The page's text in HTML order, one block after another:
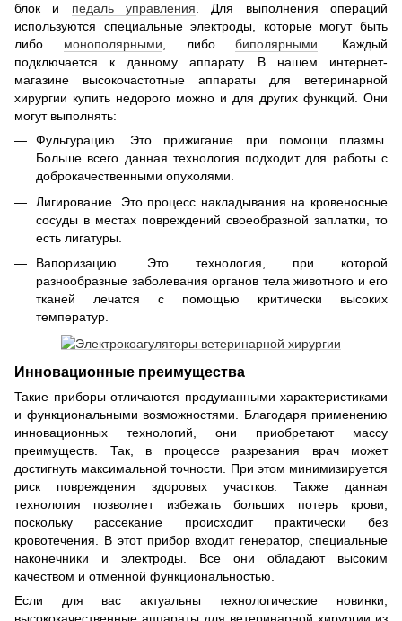
блок и педаль управления. Для выполнения операций
используются специальные электроды, которые могут быть
либо монополярными, либобиполярными. Каждый
подключается к данному аппарату. В нашем интернет-
магазине высокочастотные аппараты для ветеринарной
хирургии купить недорого можно и для других функций. Они
могут выполнять:
Фульгурацию. Это прижигание при помощи плазмы.
Больше всего данная технология подходит для работы с
доброкачественными опухолями.
Лигирование. Это процесс накладывания на кровеносные
сосуды в местах повреждений своеобразной заплатки, то
есть лигатуры.
Вапоризацию. Это технология, при которой
разнообразные заболевания органов тела животного и его
тканей лечатся с помощью критически высоких
температур.
Инновационные преимущества
Такие приборы отличаются продуманными характеристиками
и функциональными возможностями. Благодаря применению
инновационных технологий, они приобретают массу
преимуществ. Так, в процессе разрезания врач может
достигнуть максимальной точности. При этом минимизируется
риск повреждения здоровых участков. Также данная
технология позволяет избежать больших потерь крови,
поскольку рассекание происходит практически без
кровотечения. В этот прибор входит генератор, специальные
наконечники и электроды. Все они обладают высоким
качеством и отменной функциональностью.
Если для вас актуальны технологические новинки,
высококачественные аппараты для ветеринарной хирургии из